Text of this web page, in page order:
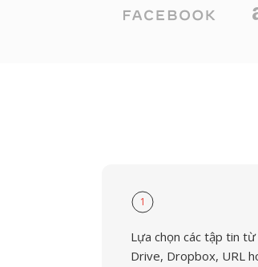
1
Lựa chọn các tập tin
Drive, Dropbox, URL